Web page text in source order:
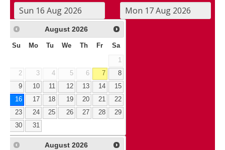
August 2026
Su Mo Tu We Th Fr Sa
1
2
3 4 5 6 7
8
9
10 11 12 13 14
15
16
17 18 19 20 21
22
23
24 25 26 27 28
29
30
31
August 2026